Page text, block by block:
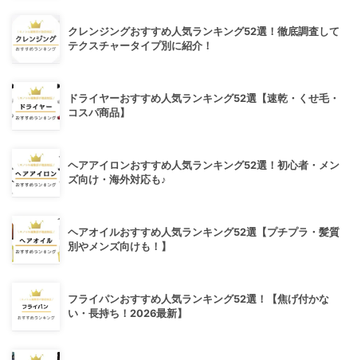
クレンジングおすすめ人気ランキング52選！徹底調査して
テクスチャータイプ別に紹介！
ドライヤーおすすめ人気ランキング52選【速乾・くせ毛・
コスパ商品】
ヘアアイロンおすすめ人気ランキング52選！初心者・メン
ズ向け・海外対応も♪
ヘアオイルおすすめ人気ランキング52選【プチプラ・髪質
別やメンズ向けも！】
フライパンおすすめ人気ランキング52選！【焦げ付かな
い・長持ち！2026最新】